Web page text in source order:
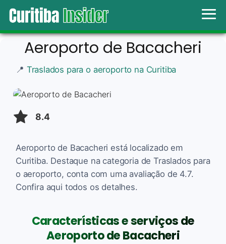
Aeroporto de Bacacheri
📍 Traslados para o aeroporto na Curitiba
8.4
Aeroporto de Bacacheri está localizado em
Curitiba. Destaque na categoria de Traslados para
o aeroporto, conta com uma avaliação de 4.7.
Confira aqui todos os detalhes.
Características e serviços de
Aeroporto de Bacacheri